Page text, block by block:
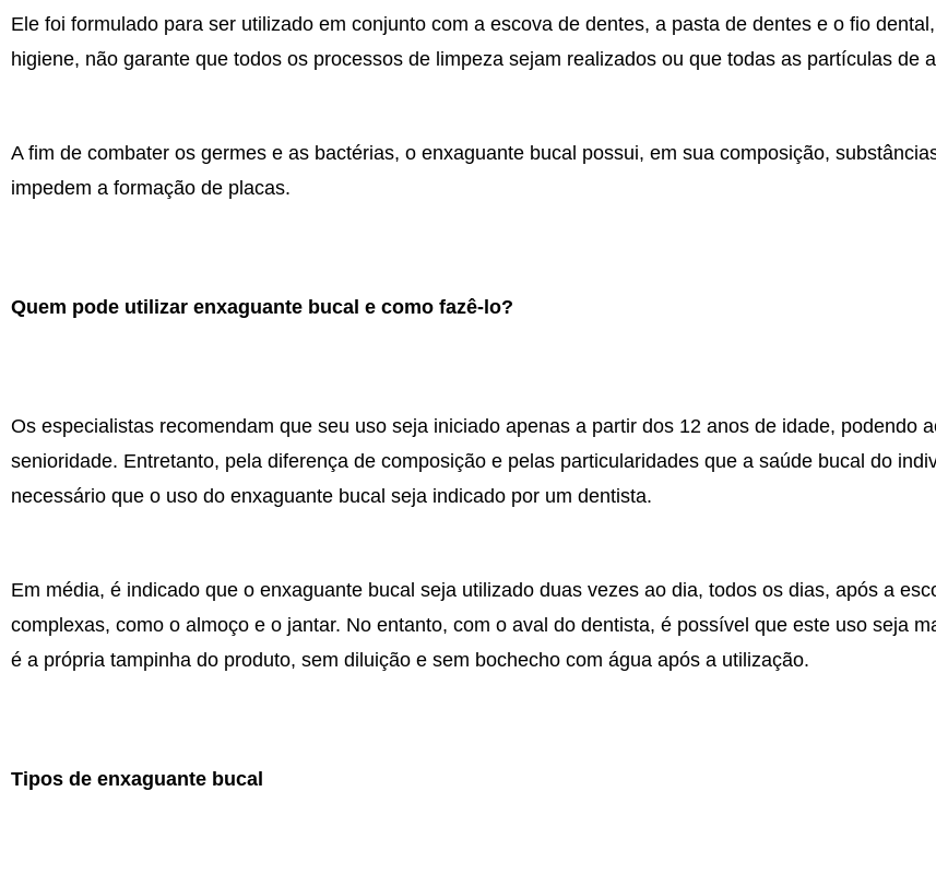
Ele foi formulado para ser utilizado em conjunto com a escova de dentes, a pasta de dentes e o fio
higiene, não garante que todos os processos de limpeza sejam realizados ou que todas as partículas de
A fim de combater os germes e as bactérias, o enxaguante bucal possui, em sua composição,
impedem a formação de placas.
Quem pode utilizar enxaguante bucal e como fazê-lo?
Os especialistas recomendam que seu uso seja iniciado apenas a partir dos 12 anos de idade, podendo
senioridade. Entretanto, pela diferença de composição e pelas particularidades que a saúde bucal do
necessário que o uso do enxaguante bucal seja indicado por um dentista.
Em média, é indicado que o enxaguante bucal seja utilizado duas vezes ao dia, todos os dias, após a
complexas, como o almoço e o jantar. No entanto, com o aval do dentista, é possível que este uso seja
é a própria tampinha do produto, sem diluição e sem bochecho com água após a utilização.
Tipos de enxaguante bucal